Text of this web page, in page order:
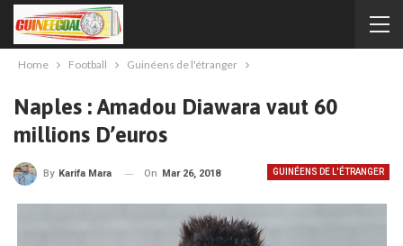
Home Football Guinéens de l'étranger
Naples : Amadou Diawara vaut 60
millions D’euros
GUINÉENS DE L'ÉTRANGER
By Karifa Mara On Mar 26, 2018